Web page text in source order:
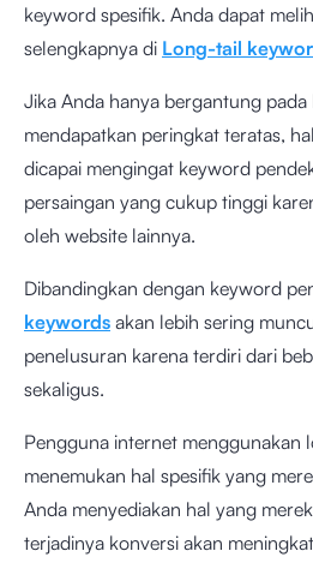
keyword spesifik. Anda dapat
selengkapnya di Long-tail
Jika Anda hanya bergantung
mendapatkan peringkat teratas,
dicapai mengingat keyword
persaingan yang cukup tinggi
oleh website lainnya.
Dibandingkan dengan keyword
keywords akan lebih sering
penelusuran karena terdiri dari
sekaligus.
Pengguna internet
menemukan hal spesifik yang
Anda menyediakan hal yang
terjadinya konversi akan